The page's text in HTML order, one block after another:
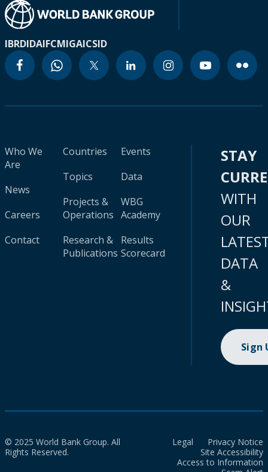
IBRDIDAIFCMIGAICSID
Who We
Are
News
Careers
Contact
Countries
Topics
Projects &
Operations
Research &
Publications
Events
Data
WBG
Academy
Results
Scorecard
STAY
WITH
OUR
DATA
&
Sign
© 2025 World Bank Group. All
Rights Reserved.
Legal
Privacy Notice
Site Accessibility
Access to Information